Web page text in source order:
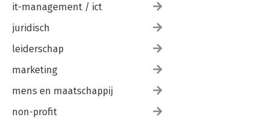
it-management / ict
juridisch
leiderschap
marketing
mens en maatschappij
non-profit